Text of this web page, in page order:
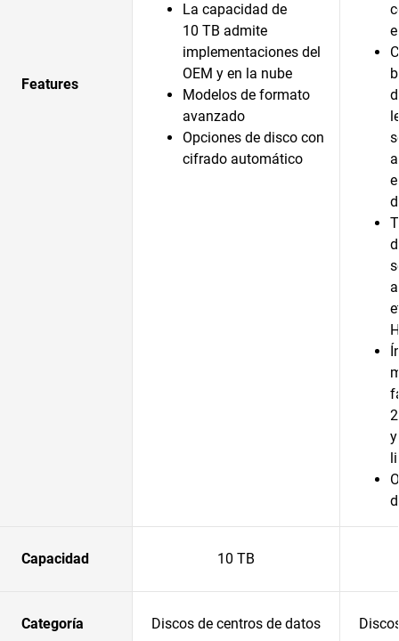
Features
La capacidad de
10 TB admite
implementaciones del
OEM y en la nube
Modelos de formato
avanzado
Opciones de disco con
cifrado automático
Capacidad 10 TB
Categoría Discos de centros de datos